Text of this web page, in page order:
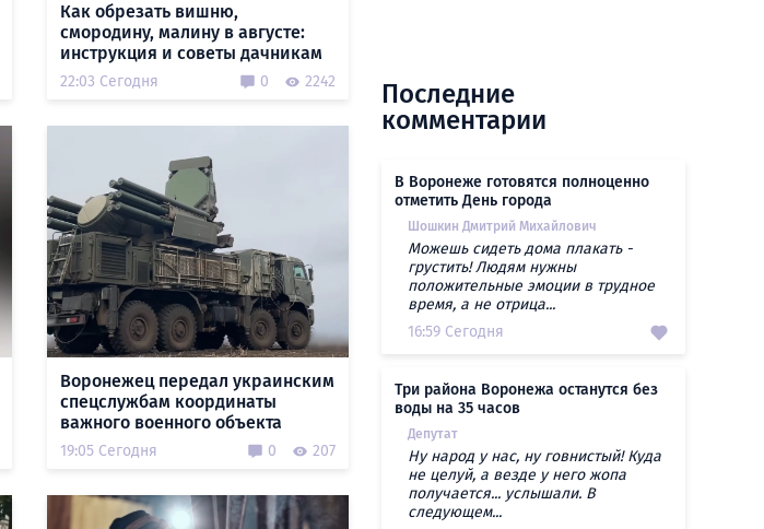
Как обрезать вишню,
смородину, малину в августе:
инструкция и советы дачникам
22:03 Сегодня 0 2242
Воронежец передал украинским
спецслужбам координаты
важного военного объекта
19:05 Сегодня 0 207
Последние
комментарии
В Воронеже готовятся полноценно
отметить День города
Шошкин Дмитрий Михайлович
Можешь сидеть дома плакать -
грустить! Людям нужны
положительные эмоции в трудное
время, а не отрица...
16:59 Сегодня
Три района Воронежа останутся без
воды на 35 часов
Депутат
Ну народ у нас, ну говнистый! Куда
не целуй, а везде у него жопа
получается... услышали. В
следующем...